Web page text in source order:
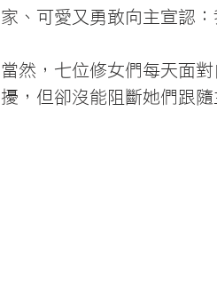
家、可愛又勇敢向主宣認
當然，七位修女們每天面
擾，但卻沒能阻斷她們跟